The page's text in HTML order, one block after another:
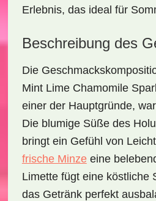
Erlebnis, das ideal für
Beschreibung des
Die
Mint Lime Chamomile
einer der Hauptgründe,
Die blumige Süßedes
bringt ein Gefühl von
frische Minzeeine
Limette fügt eine köstliche
das Getränk perfekt